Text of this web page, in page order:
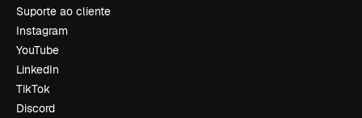
Suporte ao cliente
Instagram
YouTube
LinkedIn
TikTok
Discord